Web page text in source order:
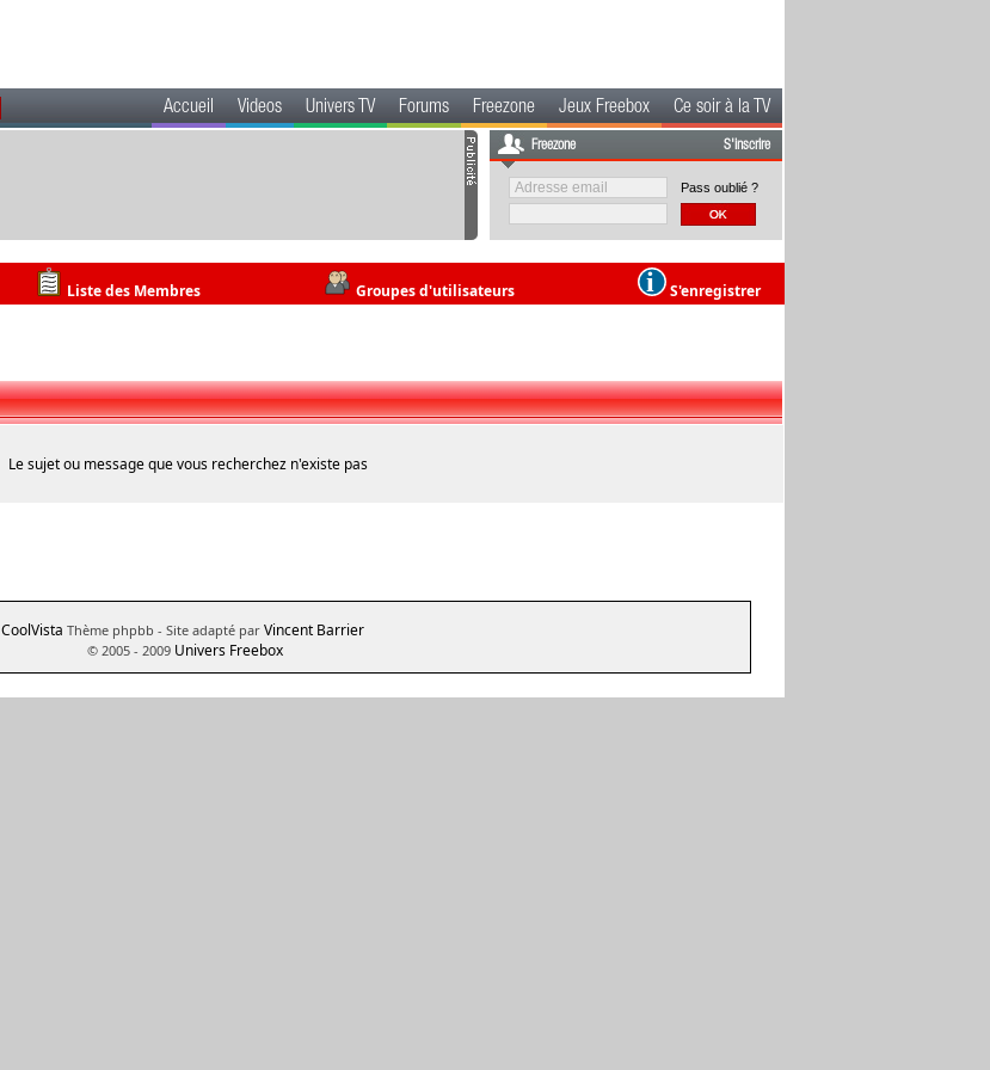
Accueil Videos Univers TV Forums Freezone Jeux Freebox Ce soir à la TV
Freezone S'inscrire
Pass oublié ?
Liste des Membres Groupes d'utilisateurs S'enregistrer
Le sujet ou message que vous recherchez n'existe pas
CoolVista Thème phpbb - Site adapté par Vincent Barrier
© 2005 - 2009 Univers Freebox